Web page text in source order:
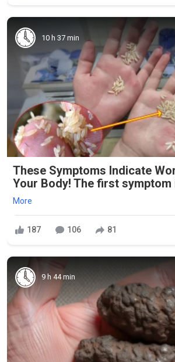
10 h 37 min
These Symptoms Indicate
Your Body! The first symptom
More
187 106 81
9 h 44 min